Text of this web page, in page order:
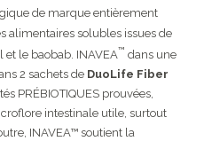
de marque entièrement
alimentaires solubles issues de
et le baobab. INAVEA™ dans une
2 sachets de DuoLife Fiber
PRÉBIOTIQUES prouvées,
intestinale utile, surtout
INAVEA™ soutient la